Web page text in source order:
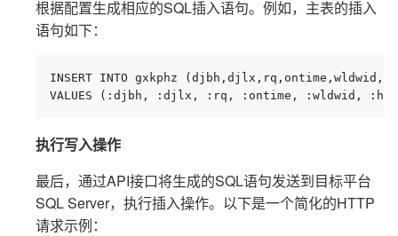
根据配置生成相应的SQL插入语句。例如，主表的插入
语句如下：
INSERT INTO gxkphz
VALUES (:djbh, :djlx, :rq, :ontime, :wldwid,
执行写入操作
最后，通过API接口将生成的SQL语句发送到目标平台
SQL Server，执行插入操作。以下是一个简化的HTTP
请求示例：